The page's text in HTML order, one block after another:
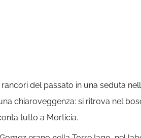
del passato in una seduta
chiaroveggenza: si ritrova nel
tutto a Morticia.